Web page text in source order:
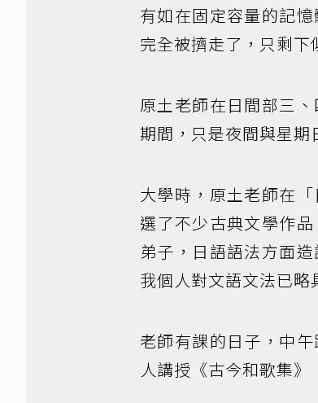
有如在固定容量的記
完全被擠走了，只剩下
原土老師在日間部三
期間，只是夜間與星期
大學時，原土老師在
選了不少古典文學作
弟子，日語語法方面
我個人對文語文法已略
老師有課的日子，中
人講授《古今和歌集